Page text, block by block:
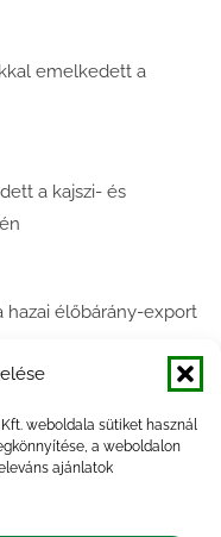
weboldala sütiket használ
a weboldalon
ajánlatok
emelkedett a
a kajszi- és
élőbárány-export
baromfivágás